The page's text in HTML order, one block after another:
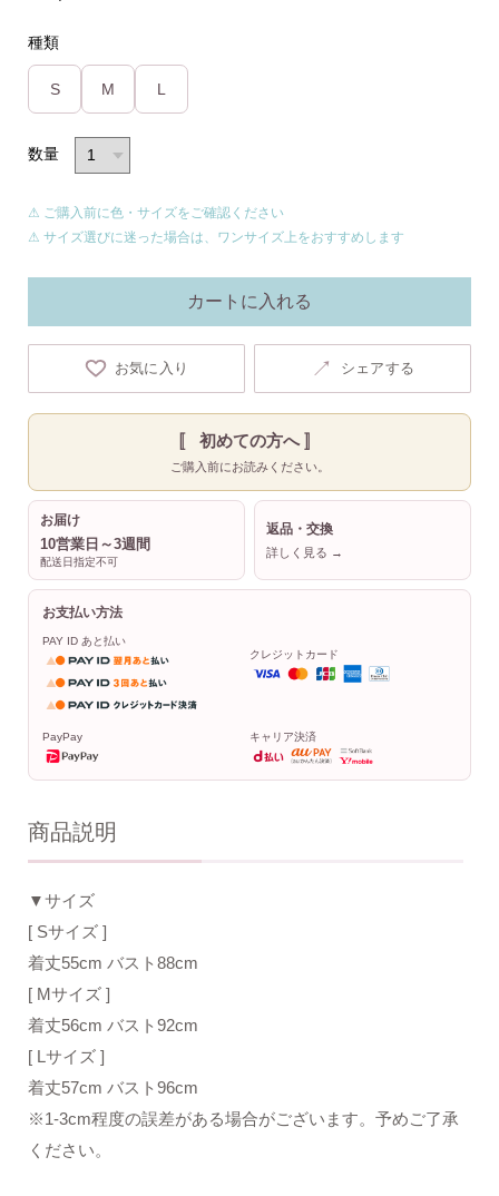
種類
S M
数量
⚠ ご購入前に色・サイズをご確認ください
⚠ サイズ選びに迷った場合は、ワンサイズ上をおすすめします
カートに入れる
お気に入り ↗ シェアする
〚 初めての方へ 〛
ご購入前にお読みください。
お届け
10営業日～3週間
配送日指定不可
返品・交換
詳しく見る →
お支払い方法
PAY ID あと払い
クレジットカード
PayPay キャリア決済
商品説明
▼サイズ
[ Sサイズ ]
着丈55cm バスト88cm
[ Mサイズ ]
着丈56cm バスト92cm
[ Lサイズ ]
着丈57cm バスト96cm
※1-3cm程度の誤差がある場合がございます。予めご了承
ください。